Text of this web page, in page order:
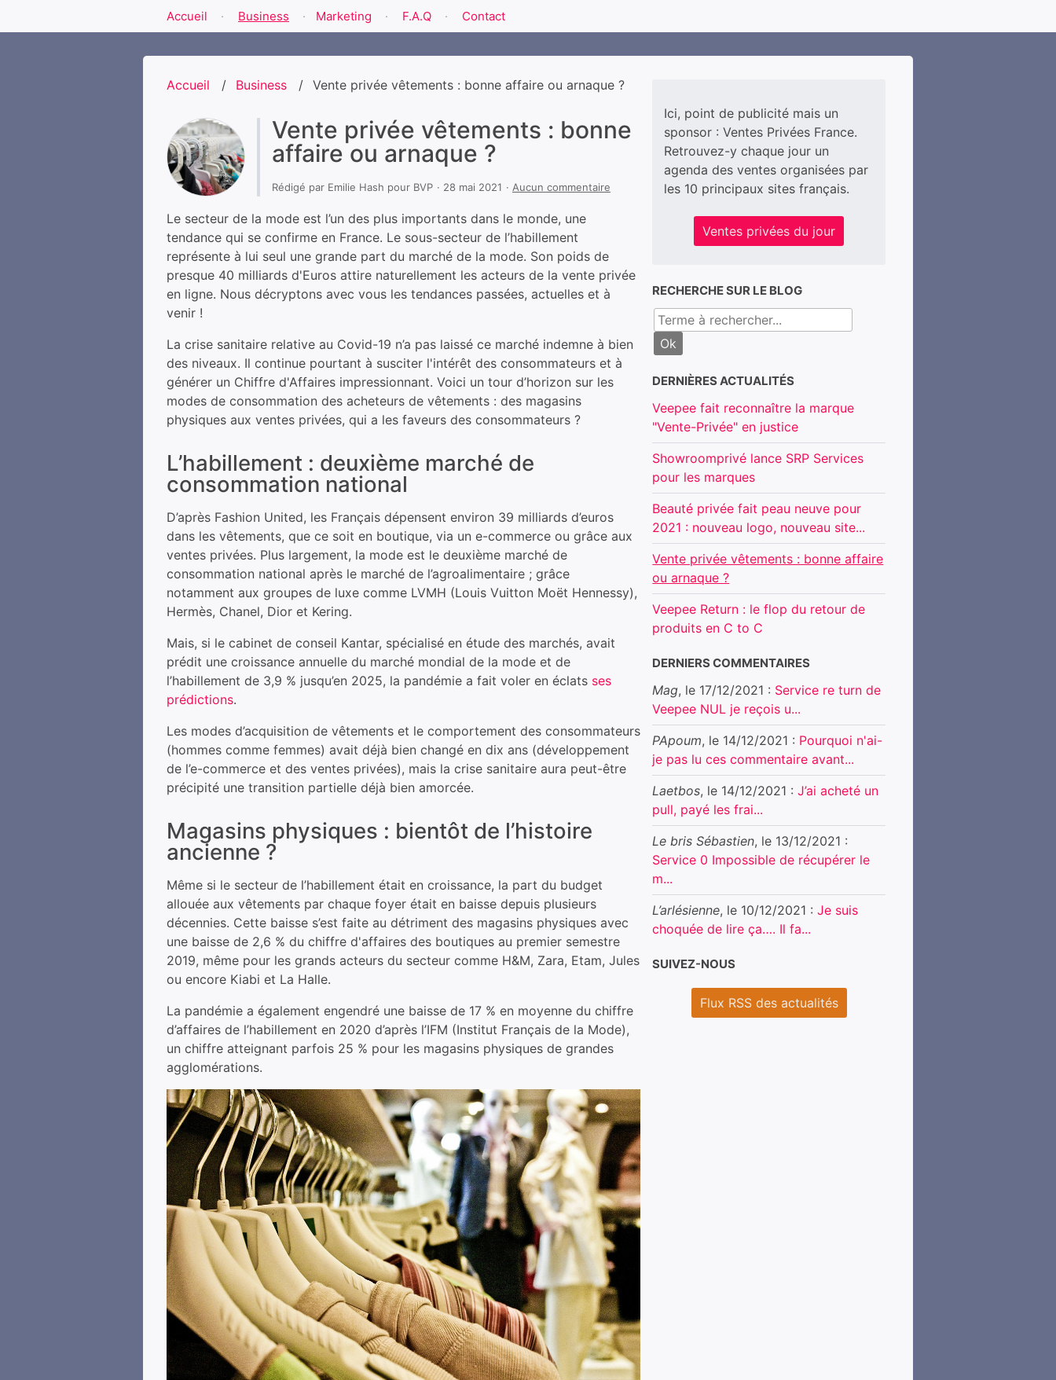
Accueil Business Marketing F.A.Q Contact
Accueil Business Vente privée vêtements : bonne affaire ou arnaque ?
Vente privée vêtements : bonne
affaire ou arnaque ?
Rédigé par Emilie Hash pour BVP 28 mai 2021 Aucun commentaire
Le secteur de la mode est l’un des plus importants dans le monde, une
tendance qui se confirme en France. Le sous-secteur de l’habillement
représente à lui seul une grande part du marché de la mode. Son poids de
presque 40 milliards d'Euros attire naturellement les acteurs de la vente privée
en ligne. Nous décryptons avec vous les tendances passées, actuelles et à
venir !
La crise sanitaire relative au Covid-19 n’a pas laissé ce marché indemne à bien
des niveaux. Il continue pourtant à susciter l'intérêt des consommateurs et à
générer un Chiffre d'Affaires impressionnant. Voici un tour d’horizon sur les
modes de consommation des acheteurs de vêtements : des magasins
physiques aux ventes privées, qui a les faveurs des consommateurs ?
L’habillement : deuxième marché de
consommation national
D’après Fashion United, les Français dépensent environ 39 milliards d’euros
dans les vêtements, que ce soit en boutique, via un e-commerce ou grâce aux
ventes privées. Plus largement, la mode est le deuxième marché de
consommation national après le marché de l’agroalimentaire ; grâce
notamment aux groupes de luxe comme LVMH (Louis Vuitton Moët Hennessy),
Hermès, Chanel, Dior et Kering.
Mais, si le cabinet de conseil Kantar, spécialisé en étude des marchés, avait
prédit une croissance annuelle du marché mondial de la mode et de
l’habillement de 3,9 % jusqu’en 2025, la pandémie a fait voler en éclats ses
prédictions.
Les modes d’acquisition de vêtements et le comportement des consommateurs
(hommes comme femmes) avait déjà bien changé en dix ans (développement
de l’e-commerce et des ventes privées), mais la crise sanitaire aura peut-être
précipité une transition partielle déjà bien amorcée.
Magasins physiques : bientôt de l’histoire
ancienne ?
Même si le secteur de l’habillement était en croissance, la part du budget
allouée aux vêtements par chaque foyer était en baisse depuis plusieurs
décennies. Cette baisse s’est faite au détriment des magasins physiques avec
une baisse de 2,6 % du chiffre d'affaires des boutiques au premier semestre
2019, même pour les grands acteurs du secteur comme H&M, Zara, Etam, Jules
ou encore Kiabi et La Halle.
La pandémie a également engendré une baisse de 17 % en moyenne du chiffre
d’affaires de l’habillement en 2020 d’après l’IFM (Institut Français de la Mode),
un chiffre atteignant parfois 25 % pour les magasins physiques de grandes
agglomérations.
Ici, point de publicité mais un
sponsor : Ventes Privées France.
Retrouvez-y chaque jour un
agenda des ventes organisées par
les 10 principaux sites français.
Ventes privées du jour
RECHERCHE SUR LE BLOG
DERNIÈRES ACTUALITÉS
Veepee fait reconnaître la marque
"Vente-Privée" en justice
Showroomprivé lance SRP Services
pour les marques
Beauté privée fait peau neuve pour
2021 : nouveau logo, nouveau site...
Vente privée vêtements : bonne affaire
ou arnaque ?
Veepee Return : le flop du retour de
produits en C to C
DERNIERS COMMENTAIRES
Mag, le 17/12/2021 : Service re turn de
Veepee NUL je reçois u...
PApoum, le 14/12/2021 : Pourquoi n'ai-
je pas lu ces commentaire avant...
Laetbos, le 14/12/2021 :J’ai acheté un
pull, payé les frai...
Le bris Sébastien, le 13/12/2021 :
Service 0 Impossible de récupérer le
m...
L’arlésienne, le 10/12/2021 :Je suis
choquée de lire ça…. Il fa...
SUIVEZ-NOUS
Flux RSS des actualités